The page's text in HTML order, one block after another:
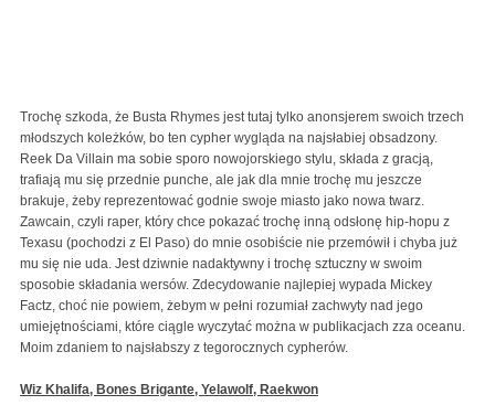
Trochę szkoda, że Busta Rhymes jest tutaj tylko anonsjerem swoich trzech
młodszych koleżków, bo ten cypher wygląda na najsłabiej obsadzony.
Reek Da Villain ma sobie sporo nowojorskiego stylu, składa z gracją,
trafiają mu się przednie punche, ale jak dla mnie trochę mu jeszcze
brakuje, żeby reprezentować godnie swoje miasto jako nowa twarz.
Zawcain, czyli raper, który chce pokazać trochę inną odsłonę hip-hopu z
Texasu (pochodzi z El Paso) do mnie osobiście nie przemówił i chyba już
mu się nie uda. Jest dziwnie nadaktywny i trochę sztuczny w swoim
sposobie składania wersów. Zdecydowanie najlepiej wypada Mickey
Factz, choć nie powiem, żebym w pełni rozumiał zachwyty nad jego
umiejętnościami, które ciągle wyczytać można w publikacjach zza oceanu.
Moim zdaniem to najsłabszy z tegorocznych cypherów.
Wiz Khalifa, Bones Brigante, Yelawolf, Raekwon